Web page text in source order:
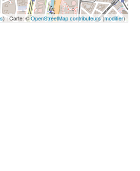
) | Carte: ©OpenStreetMap contributeurs(modifier)